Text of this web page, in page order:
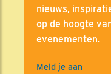
nieuws,
op de hoogte
evenementen.
Meld je aan